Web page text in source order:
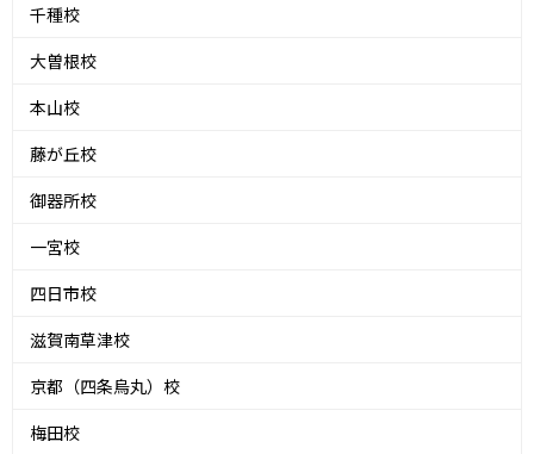
千種校
大曽根校
本山校
藤が丘校
御器所校
一宮校
四日市校
滋賀南草津校
京都（四条烏丸）校
梅田校